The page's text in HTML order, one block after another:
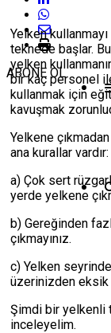
ABONE OL
Yelken
teknede başlar.
yelken
bir kaç personel
kullanmak için
kavuşmak
Yelkene
ana kurallar vardır:
a) Çok sert
yerde yelkene
b) Gereğinden
çıkmayınız.
c) Yelken
üzerinizden
Şimdi bir yelkenli
inceleyelim.